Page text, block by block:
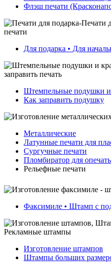
Флэш печати
Для подарка • Для
Штемпельные подушки и
Как заправить подушку
Металлические
Латунные печати для
Сургучные печати
Пломбиратор для
Рельефные печати
Факсимиле • Штамп с
Изготовление штампов
Штампы больших